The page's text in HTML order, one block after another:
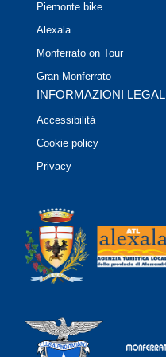
Piemonte bike
Alexala
Monferrato on Tour
Gran Monferrato
INFORMAZIONI LEGALI
Accessibilità
Cookie policy
Privacy